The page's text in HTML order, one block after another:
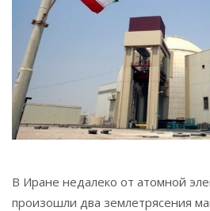
В Иране недалеко от атомной
произошли два землетрясения